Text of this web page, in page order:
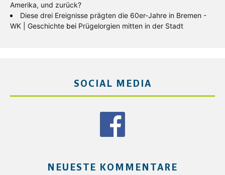
Amerika, und zurück?
Diese drei Ereignisse prägten die 60er-Jahre in Bremen -
WK | Geschichte bei Prügelorgien mitten in der Stadt
SOCIAL MEDIA
NEUESTE KOMMENTARE